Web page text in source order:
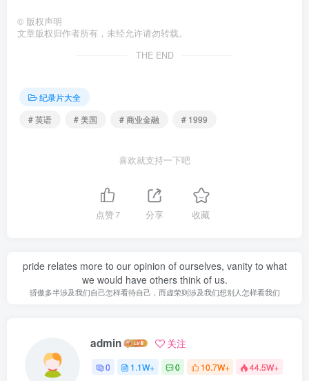
© 版权声明
文章版权归作者所有，未经允许请勿转载。
THE END
纪录片大全
# 英语
# 美国 # 商业金融 # 1999
喜欢就支持一下吧
点赞7 分享 收藏
pride relates more to our opinion of ourselves, vanity to what
we would have others think of us.
骄傲多半涉及我们自己怎样看待自己，而虚荣则涉及我们想别人怎样看我们
admin 关注
0 1.1W+ 0 10.7W+ 44.5W+